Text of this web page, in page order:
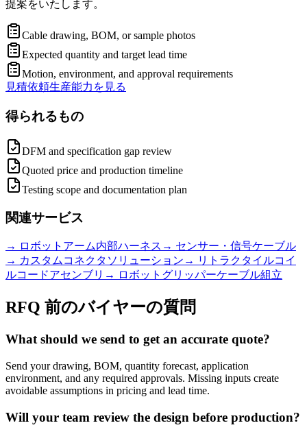
提案をいたします。
Cable drawing, BOM, or sample photos
Expected quantity and target lead time
Motion, environment, and approval requirements
見積依頼生産能力を見る
得られるもの
DFM and specification gap review
Quoted price and production timeline
Testing scope and documentation plan
関連サービス
→ ロボットアーム内部ハーネス → センサー・信号ケーブル
→ カスタムコネクタソリューション → リトラクタイルコイ
ルコードアセンブリ → ロボットグリッパーケーブル組立
RFQ 前のバイヤーの質問
What should we send to get an accurate quote?
Send your drawing, BOM, quantity forecast, application
environment, and any required approvals. Missing inputs create
avoidable assumptions in pricing and lead time.
Will your team review the design before production?